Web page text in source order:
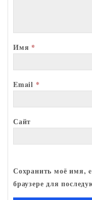
Имя *
Email *
Сайт
Сохранить моё имя,
браузере для